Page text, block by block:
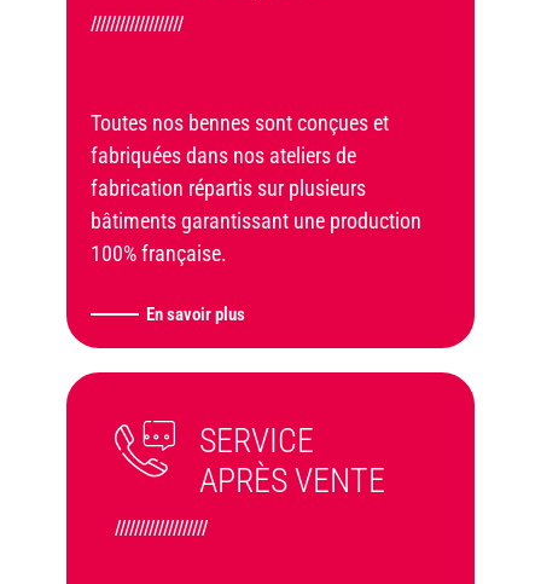
///////////////////
Toutes nos bennes sont conçues et
fabriquées dans nos ateliers de
fabrication répartis sur plusieurs
bâtiments garantissant une production
100% française.
En savoir plus
SERVICE
APRÈS VENTE
///////////////////